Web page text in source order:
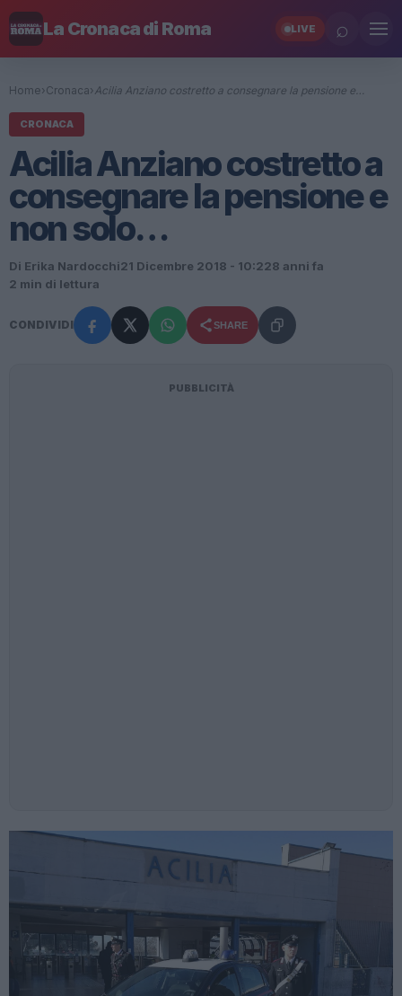
La Cronaca di Roma LIVE ⌕
Home› Cronaca› Acilia Anziano costretto a consegnare la pensione e…
CRONACA
Acilia Anziano costretto a
consegnare la pensione e
non solo…
Di Erika Nardocchi21 Dicembre 2018 - 10:228 anni fa
2 min di lettura
CONDIVIDI SHARE
PUBBLICITÀ